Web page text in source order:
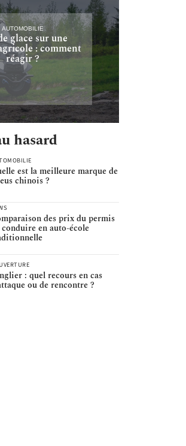
AUTOMOBILIE
glace sur une
: comment
réagir ?
hasard
est la meilleure marque de
chinois ?
des prix du permis
conduire en auto-école
: quel recours en cas
ou de rencontre ?